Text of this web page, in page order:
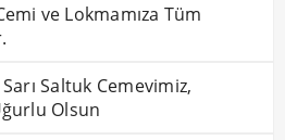
ve Lokmamıza Tüm
Saltuk Cemevimiz,
Olsun